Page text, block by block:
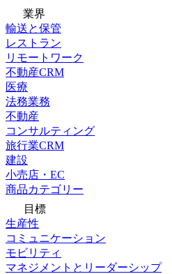
業界
輸送と保管
レストラン
リモートワーク
不動産CRM
医療
法務業務
不動産
コンサルティング
旅行業CRM
建設
小売店・EC
商品カテゴリー
目標
生産性
コミュニケーション
モビリティ
マネジメントとリーダーシップ